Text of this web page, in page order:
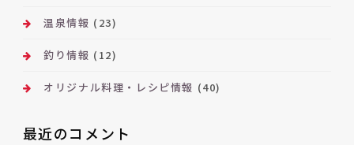
温泉情報 (23)
釣り情報 (12)
オリジナル料理・レシピ情報 (40)
最近のコメント